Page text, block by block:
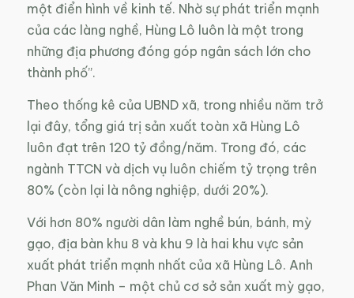
một điển hình về kinh tế. Nhờ sự phát triển mạnh
của các làng nghề, Hùng Lô luôn là một trong
những địa phương đóng góp ngân sách lớn cho
thành phố”.
Theo thống kê của UBND xã, trong nhiều năm trở
lại đây, tổng giá trị sản xuất toàn xã Hùng Lô
luôn đạt trên 120 tỷ đồng/năm. Trong đó, các
ngành TTCN và dịch vụ luôn chiếm tỷ trọng trên
80% (còn lại là nông nghiệp, dưới 20%).
Với hơn 80% người dân làm nghề bún, bánh, mỳ
gạo, địa bàn khu 8 và khu 9 là hai khu vực sản
xuất phát triển mạnh nhất của xã Hùng Lô. Anh
Phan Văn Minh – một chủ cơ sở sản xuất mỳ gạo,